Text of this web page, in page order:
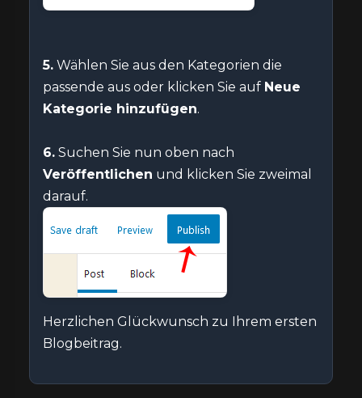
5. Wählen Sie aus den Kategorien die
passende aus oder klicken Sie auf Neue
Kategorie hinzufügen.
6. Suchen Sie nun oben nach
Veröffentlichen und klicken Sie zweimal
darauf.
Herzlichen Glückwunsch zu Ihrem ersten
Blogbeitrag.